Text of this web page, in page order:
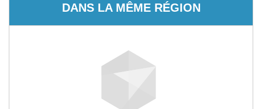
DANS LA MÊME RÉGION